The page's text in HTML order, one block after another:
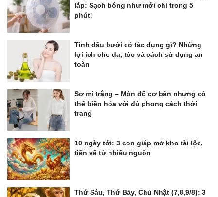
lắp: Sạch bóng như mới chỉ trong 5
phút!
Tinh dầu bưởi có tác dụng gì? Những
lợi ích cho da, tóc và cách sử dụng an
toàn
Sơ mi trắng – Món đồ cơ bản nhưng có
thể biến hóa với đủ phong cách thời
trang
10 ngày tới: 3 con giáp mở kho tài lộc,
tiền về từ nhiều nguồn
Thứ Sáu, Thứ Bảy, Chủ Nhật (7,8,9/8): 3